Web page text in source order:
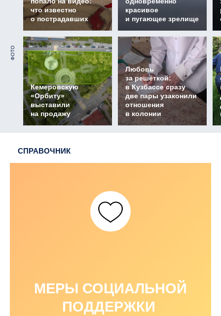
что известно
о пострадавших
красивое
и пугающее зрелище
ФОТО
Кемеровскую
«Орбиту»
выставили
на продажу
Любовь
за решёткой:
в Кузбассе сразу
две пары узаконили
отношения
в колонии
СПРАВОЧНИК
МЕРЫ СОЦИАЛЬНОЙ
ПОДДЕРЖКИ